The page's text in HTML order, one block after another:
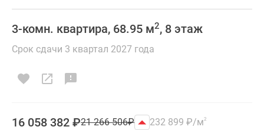
3-комн. квартира, 68.95 м2, 8 этаж
Срок сдачи 3 квартал 2027 года
16 058 382 ₽21 266 506₽ 232 899 ₽/м2